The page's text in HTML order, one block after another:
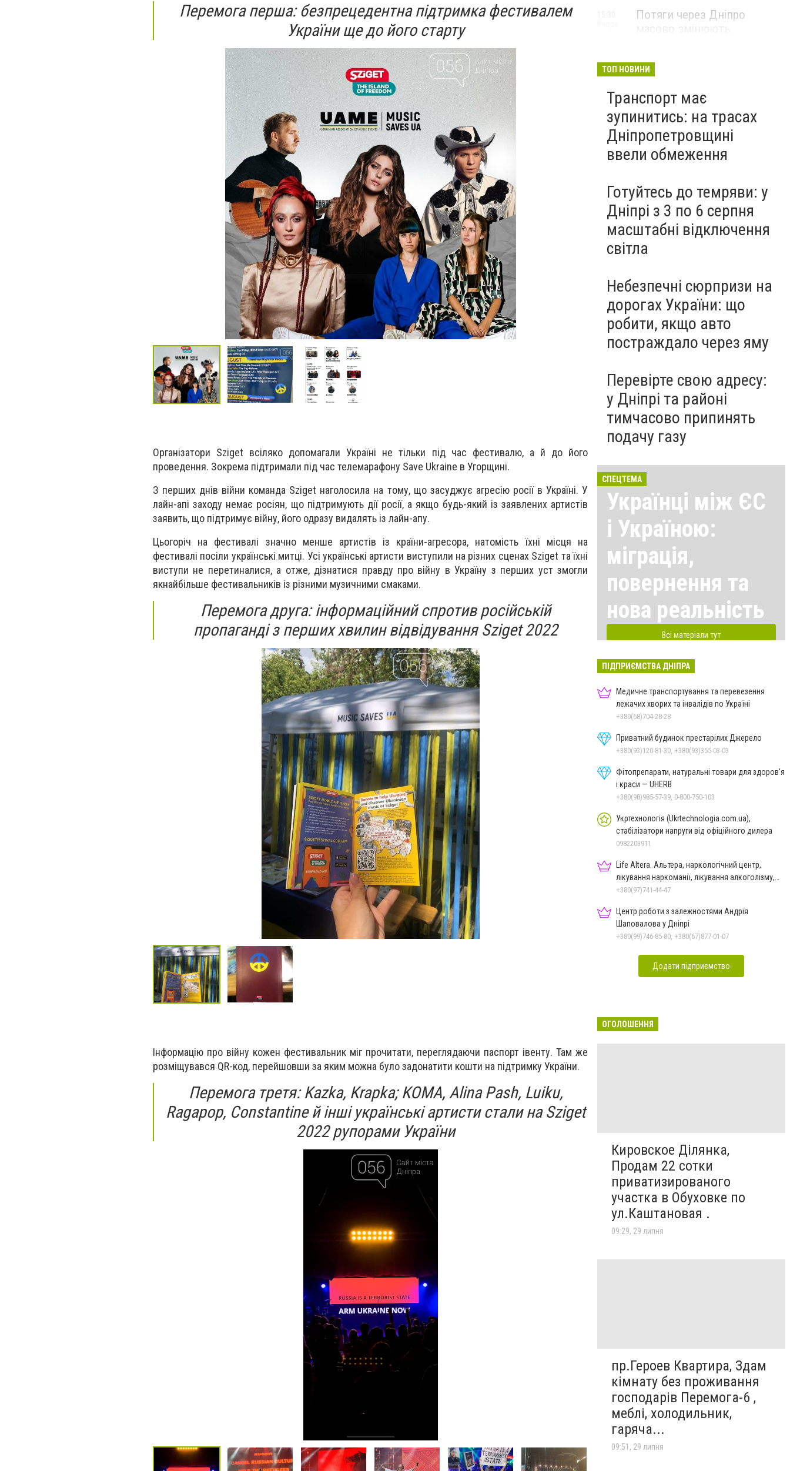
Перемога перша: безпрецедентна підтримка фестивалем
України ще до його старту
Організатори Sziget всіляко допомагали Україні не тільки під час фестивалю, а й до його
проведення. Зокрема підтримали під час телемарафону Save Ukraine в Угорщині.
З перших днів війни команда Sziget наголосила на тому, що засуджує агресію росії в Україні. У
лайн-апі заходу немає росіян, що підтримують дії росії, а якщо будь-який із заявлених артистів
заявить, що підтримує війну, його одразу видалять із лайн-апу.
Цьогоріч на фестивалі значно менше артистів із країни-агресора, натомість їхні місця на
фестивалі посіли українські митці. Усі українські артисти виступили на різних сценах Sziget та їхні
виступи не перетиналися, а отже, дізнатися правду про війну в Україну з перших уст змогли
якнайбільше фестивальників із різними музичними смаками.
Перемога друга: інформаційний спротив російській
пропаганді з перших хвилин відвідування Sziget 2022
Інформацію про війну кожен фестивальник міг прочитати, переглядаючи паспорт івенту. Там же
розміщувався QR-код, перейшовши за яким можна було задонатити кошти на підтримку України.
Перемога третя: Kazka, Krapka; KOMA, Alina Pash, Luiku,
Ragapop, Constantine й інші українські артисти стали на Sziget
2022 рупорами України
Потяги через Дніпро
ТОП НОВИНИ
Транспорт має
зупинитись: на трасах
Дніпропетровщині
ввели обмеження
Готуйтесь до темряви: у
Дніпрі з 3 по 6 серпня
масштабні відключення
світла
Небезпечні сюрпризи на
дорогах України: що
робити, якщо авто
постраждало через яму
Перевірте свою адресу:
у Дніпрі та районі
тимчасово припинять
подачу газу
СПЕЦТЕМА
Українці між ЄС
і Україною:
міграція,
повернення та
нова реальність
Всі матеріали тут
ПІДПРИЄМСТВА ДНІПРА
Медичне транспортування та перевезення
лежачих хворих та інвалідів по Україні
+380(68)704-28-28
Приватний будинок престарілих Джерело
+380(93)120-81-30, +380(93)355-03-03
Фітопрепарати, натуральні товари для здоров'я
і краси — UHERB
+380(98)985-57-39, 0-800-750-103
Укртехнологія (Ukrtechnologia.com.ua),
стабілізатори напруги від офіційного дилера
0982203911
Life Altera. Альтера, наркологічний центр,
лікування наркоманії, лікування алкоголізму,
зняття ломки
+380(97)741-44-47
Центр роботи з залежностями Андрія
Шаповалова у Дніпрі
+380(99)746-85-80, +380(67)877-01-07
Додати підприємство
ОГОЛОШЕННЯ
Кировское Ділянка,
Продам 22 сотки
приватизированого
участка в Обуховке по
ул.Каштановая .
09:29, 29 липня
пр.Героев Квартира, Здам
кімнату без проживання
господарів Перемога-6 ,
меблі, холодильник,
гаряча...
09:51, 29 липня